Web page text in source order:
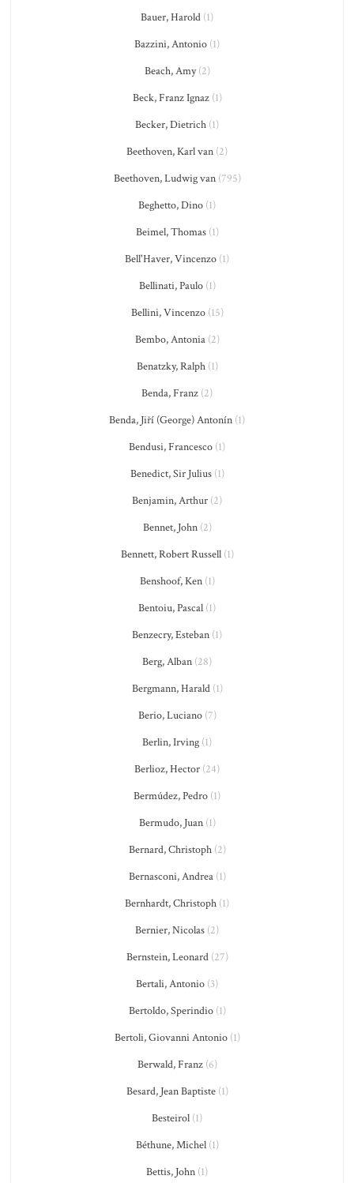
Bauer, Harold (1)
Bazzini, Antonio (1)
Beach, Amy(2)
Beck, Franz Ignaz(1)
Becker, Dietrich (1)
Beethoven, Karl van (2)
Beethoven, Ludwig van(795)
Beghetto, Dino (1)
Beimel, Thomas(1)
Bell'Haver, Vincenzo (1)
Bellinati, Paulo(1)
Bellini, Vincenzo(15)
Bembo, Antonia(2)
Benatzky, Ralph(1)
Benda, Franz (2)
Benda, Jiří (George) Antonín (1)
Bendusi, Francesco (1)
Benedict, Sir Julius(1)
Benjamin, Arthur (2)
Bennet, John(2)
Bennett, Robert Russell(1)
Benshoof, Ken(1)
Bentoiu, Pascal (1)
Benzecry, Esteban (1)
Berg, Alban (28)
Bergmann, Harald(1)
Berio, Luciano(7)
Berlin, Irving (1)
Berlioz, Hector (24)
Bermúdez, Pedro (1)
Bermudo, Juan(1)
Bernard, Christoph(2)
Bernasconi, Andrea(1)
Bernhardt, Christoph (1)
Bernier, Nicolas (2)
Bernstein, Leonard(27)
Bertali, Antonio (3)
Bertoldo, Sperindio(1)
Bertoli, Giovanni Antonio(1)
Berwald, Franz(6)
Besard, Jean Baptiste(1)
Besteirol (1)
Béthune, Michel(1)
Bettis, John (1)